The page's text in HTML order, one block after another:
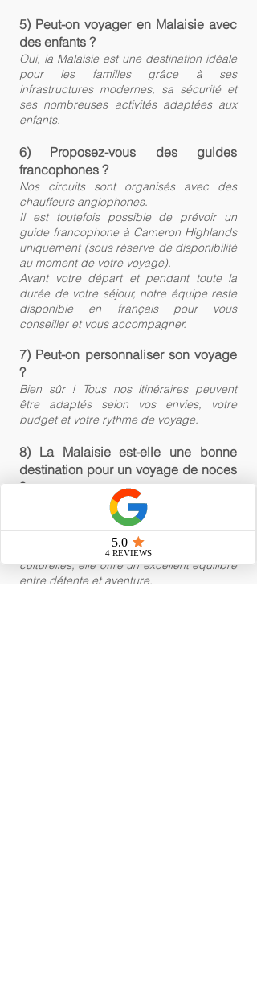
5) Peut-on voyager en Malaisie avec
des enfants ?
Oui, la Malaisie est une destination idéale
pour les familles grâce à ses
infrastructures modernes, sa sécurité et
ses nombreuses activités adaptées aux
enfants.
6) Proposez-vous des guides
francophones ?
Nos circuits sont organisés avec des
chauffeurs anglophones.
Il est toutefois possible de prévoir un
guide francophone à Cameron Highlands
uniquement (sous réserve de disponibilité
au moment de votre voyage).
Avant votre départ et pendant toute la
durée de votre séjour, notre équipe reste
disponible en français pour vous
conseiller et vous accompagner.
7) Peut-on personnaliser son voyage
?
Bien sûr ! Tous nos itinéraires peuvent
être adaptés selon vos envies, votre
budget et votre rythme de voyage.
8) La Malaisie est-elle une bonne
destination pour un voyage de noces
?
Oui, la Malaisie est une destination
parfaite pour un voyage de noces. Entre
plages paradisiaques, nature tropicale,
hôtels de charme et découvertes
culturelles, elle offre un excellent équilibre
entre détente et aventure.